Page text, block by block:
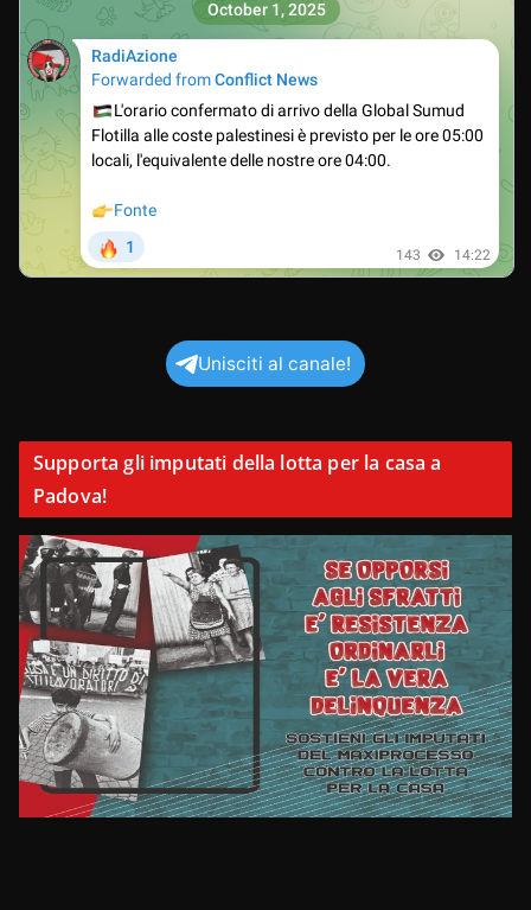
Unisciti al canale!
Supporta gli imputati della lotta per la casa a
Padova!